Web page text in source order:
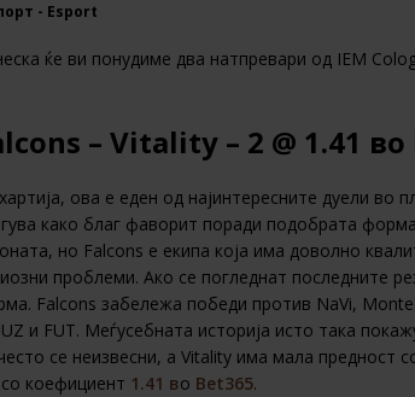
- Esport
ќе ви понудиме два натпревари од IEM
– Vitality – 2 @ 1.41
ова е еден од најинтересните дуели во
како благ фаворит поради подобрата
но Falcons е екипа која има доволно
проблеми. Ако се погледнат последните
Falcons забележа победи против NaVi,
и FUT. Меѓусебната историја исто така
се неизвесни, а Vitality има мала предност
коефициент 1.41 во Bet365.